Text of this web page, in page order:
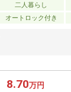
二人暮らし
オートロック付き
8.70万円